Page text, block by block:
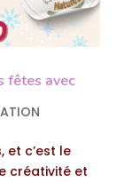
fêtes avec
et c’est le
créativité et